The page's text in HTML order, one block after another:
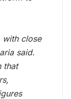
with close
said.
that